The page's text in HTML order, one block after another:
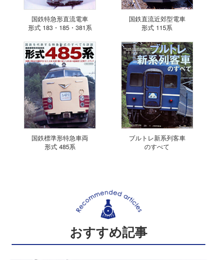
国鉄特急形直流電車
形式 183・185・381系
国鉄直流近郊型電車
形式 115系
国鉄標準形特急車両
形式 485系
ブルトレ新系列客車
のすべて
おすすめ記事